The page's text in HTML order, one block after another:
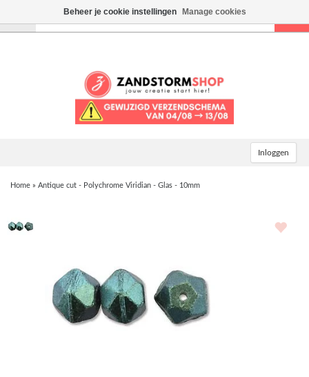
Inloggen
Home » Antique cut - Polychrome Viridian - Glas - 10mm
Beheer je cookie instellingen Manage cookies